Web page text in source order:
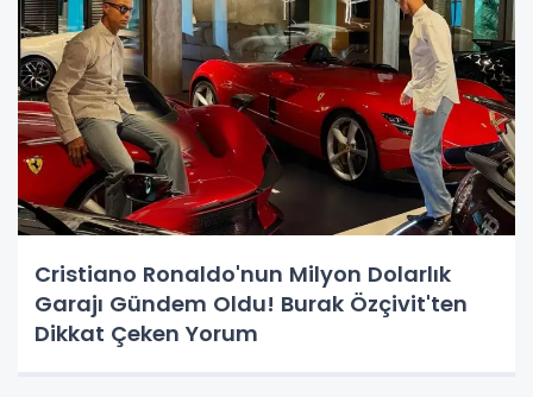
Cristiano Ronaldo'nun Milyon Dolarlık
Garajı Gündem Oldu! Burak Özçivit'ten
Dikkat Çeken Yorum